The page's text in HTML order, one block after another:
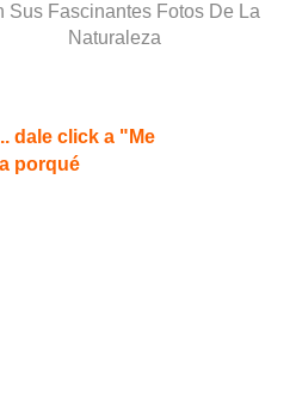
Sus Fascinantes Fotos De La
Naturaleza
dale click a "Me
porqué